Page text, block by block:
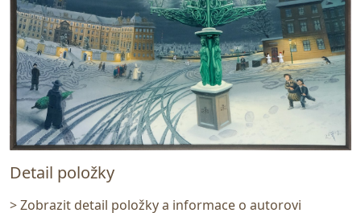
Detail položky
> Zobrazit detail položky a informace o autorovi